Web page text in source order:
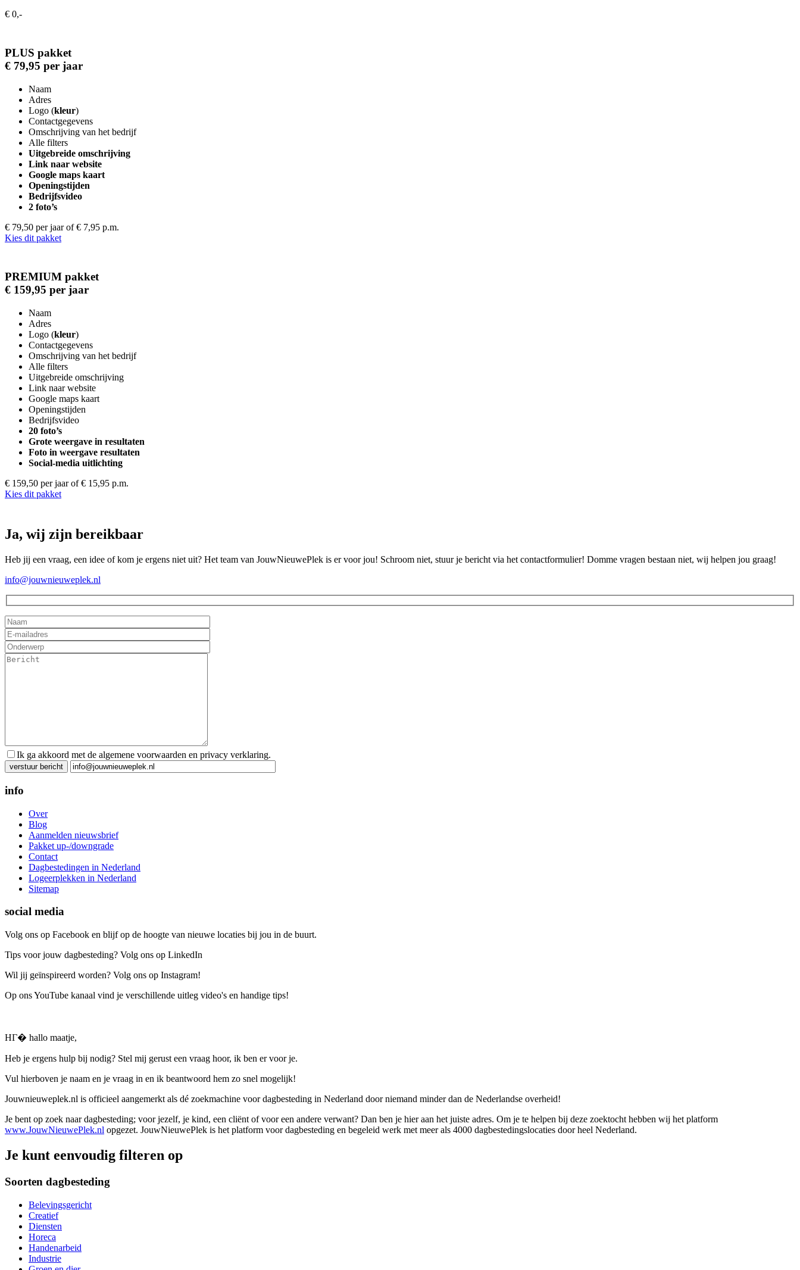
€ 0,-
PLUS pakket
€ 79,95 per jaar
Naam
Adres
Logo (kleur)
Contactgegevens
Omschrijving van het bedrijf
Alle filters
Uitgebreide omschrijving
Link naar website
Google maps kaart
Openingstijden
Bedrijfsvideo
2 foto’s
€ 79,50 per jaar of € 7,95 p.m.
Kies dit pakket
PREMIUM pakket
€ 159,95 per jaar
Naam
Adres
Logo (kleur)
Contactgegevens
Omschrijving van het bedrijf
Alle filters
Uitgebreide omschrijving
Link naar website
Google maps kaart
Openingstijden
Bedrijfsvideo
20 foto’s
Grote weergave in resultaten
Foto in weergave resultaten
Social-media uitlichting
€ 159,50 per jaar of € 15,95 p.m.
Kies dit pakket
Ja, wij zijn bereikbaar
Heb jij een vraag, een idee of kom je ergens niet uit? Het team van JouwNieuwePlek is er voor jou! Schroom niet, stuur je bericht via het contactformulier! Domme vragen bestaan niet, wij helpen jou graag!
info@jouwnieuweplek.nl
Ik ga akkoord met de algemene voorwaarden en privacy verklaring.
Gelieve dit veld leeg te laten.
info
Over
Blog
Aanmelden nieuwsbrief
Pakket up-/downgrade
Contact
Dagbestedingen in Nederland
Logeerplekken in Nederland
Sitemap
social media
Volg ons op Facebook en blijf op de hoogte van nieuwe locaties bij jou in de buurt.
Tips voor jouw dagbesteding? Volg ons op LinkedIn
Wil jij geïnspireerd worden? Volg ons op Instagram!
Op ons YouTube kanaal vind je verschillende uitleg video's en handige tips!
HГ� hallo maatje,
Heb je ergens hulp bij nodig? Stel mij gerust een vraag hoor, ik ben er voor je.
Vul hierboven je naam en je vraag in en ik beantwoord hem zo snel mogelijk!
Jouwnieuweplek.nl is officieel aangemerkt als dé zoekmachine voor dagbesteding in Nederland door niemand minder dan de Nederlandse overheid!
Je bent op zoek naar dagbesteding; voor jezelf, je kind, een cliënt of voor een andere verwant? Dan ben je hier aan het juiste adres. Om je te helpen bij deze zoektocht hebben wij het platform
www.JouwNieuwePlek.nl opgezet. JouwNieuwePlek is het platform voor dagbesteding en begeleid werk met meer als 4000 dagbestedingslocaties door heel Nederland.
Je kunt eenvoudig filteren op
Soorten dagbesteding
Belevingsgericht
Creatief
Diensten
Horeca
Handenarbeid
Industrie